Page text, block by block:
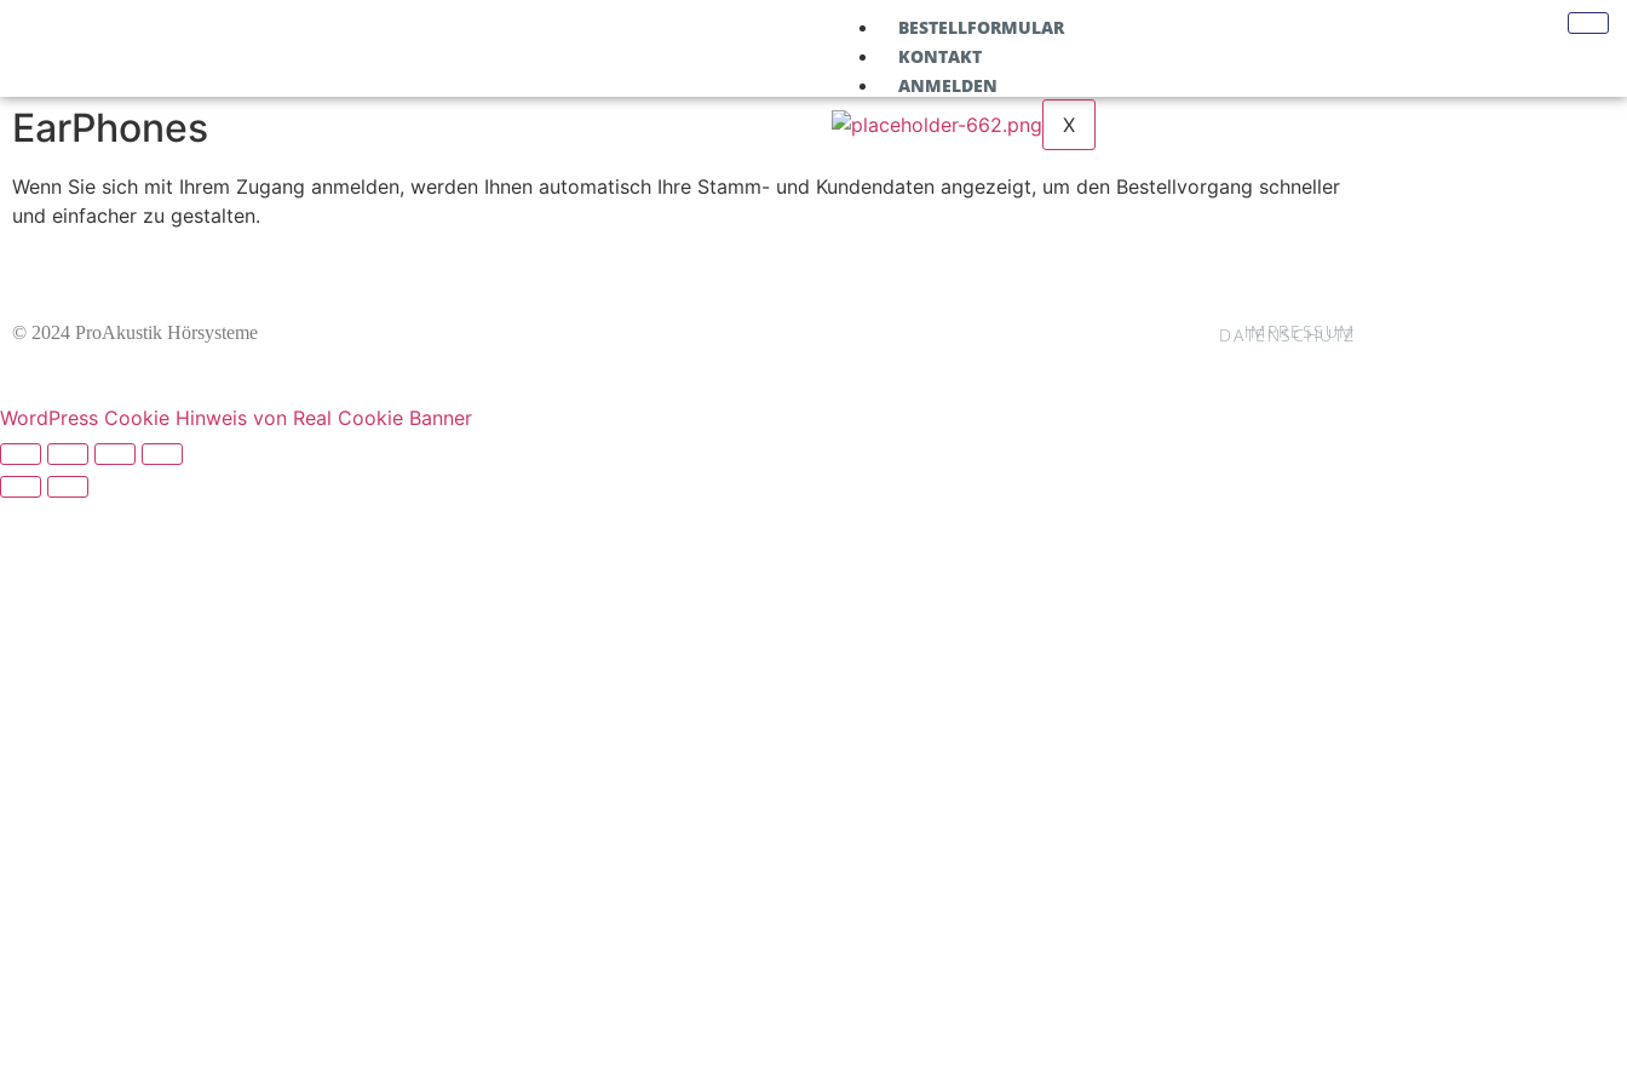
BESTELLFORMULAR
KONTAKT
ANMELDEN
X
EarPhones
Wenn Sie sich mit Ihrem Zugang anmelden, werden Ihnen automatisch Ihre Stamm- und Kundendaten angezeigt, um den Bestellvorgang schneller
und einfacher zu gestalten.
© 2024 ProAkustik Hörsysteme IMPRESSUM
DATENSCHUTZ
WordPress Cookie Hinweis von Real Cookie Banner